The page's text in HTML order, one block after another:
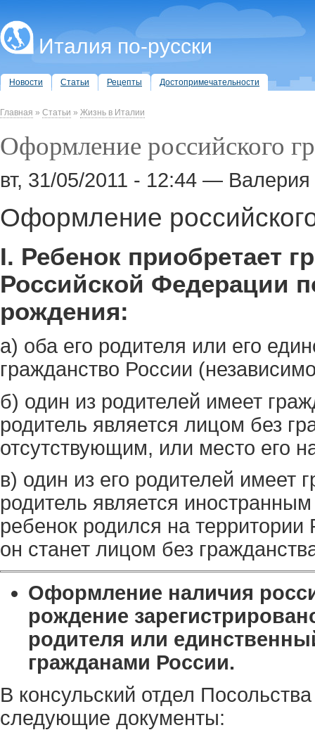
Италия по-русски
Новости Статьи Рецепты Достопримечательности
Главная » Статьи » Жизнь в Италии
Оформление российского
вт, 31/05/2011 - 12:44 —
Оформление
I. Ребенок приобретает
Российской Федерации
рождения:
а) оба его родителя или его
гражданство России
б) один из родителей имеет
родитель является лицом без
отсутствующим, или место его
в) один из его родителей имеет
родитель является
ребенок родился на
он станет лицом без
Оформление наличия
рождение
родителя или
гражданами России.
В консульский отдел
следующие документы: